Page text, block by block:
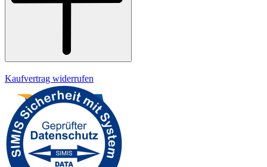
Kaufvertrag widerrufen